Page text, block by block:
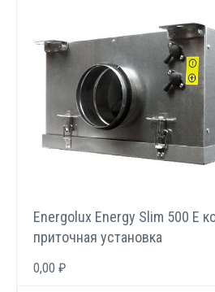
Energolux Energy Slim 500 E
приточная установка
0,00 ₽